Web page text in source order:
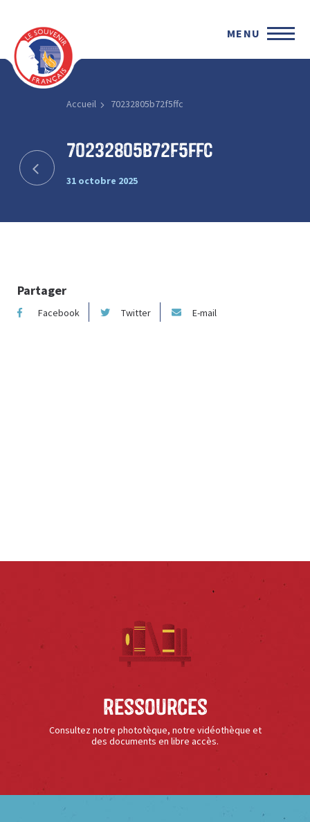
MENU
Accueil 70232805b72f5ffc
70232805b72f5ffc
31 octobre 2025
Partager
Facebook Twitter E-mail
Ressources
Consultez notre phototèque, notre vidéothèque et
des documents en libre accès.